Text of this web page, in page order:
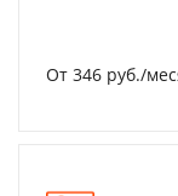
От 346 руб./